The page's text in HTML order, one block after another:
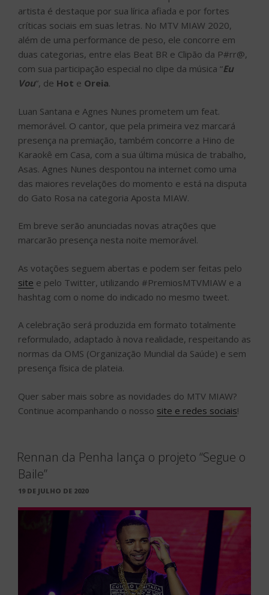
artista é destaque por sua lírica afiada e por fortes
críticas sociais em suas letras. No MTV MIAW 2020,
além de uma performance de peso, ele concorre em
duas categorias, entre elas Beat BR e Clipão da P#rr@,
com sua participação especial no clipe da música “Eu
Vou“, de Hot e Oreia.
Luan Santana e Agnes Nunes prometem um feat.
memorável. O cantor, que pela primeira vez marcará
presença na premiação, também concorre a Hino de
Karaokê em Casa, com a sua última música de trabalho,
Asas. Agnes Nunes despontou na internet como uma
das maiores revelações do momento e está na disputa
do Gato Rosa na categoria Aposta MIAW.
Em breve serão anunciadas novas atrações que
marcarão presença nesta noite memorável.
As votações seguem abertas e podem ser feitas pelo
site e pelo Twitter, utilizando #PremiosMTVMIAW e a
hashtag com o nome do indicado no mesmo tweet.
A celebração será produzida em formato totalmente
reformulado, adaptado à nova realidade, respeitando as
normas da OMS (Organização Mundial da Saúde) e sem
presença física de plateia.
Quer saber mais sobre as novidades do MTV MIAW?
Continue acompanhando o nosso site e redes sociais!
Rennan da Penha lança o projeto “Segue o
Baile”
PUBLICADO
19 DE JULHO DE 2020